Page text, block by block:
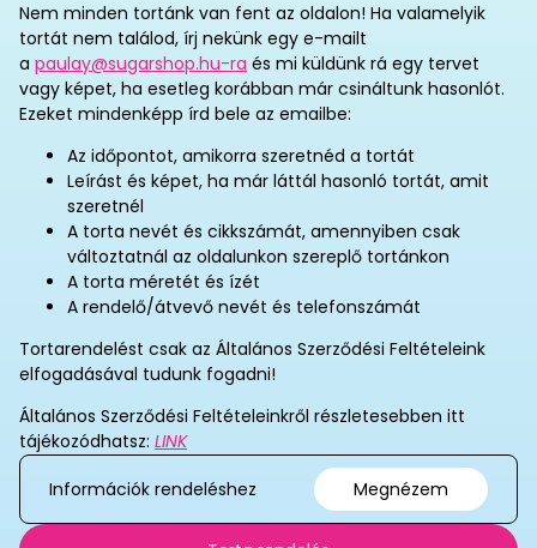
Nem minden tortánk van fent az oldalon! Ha valamelyik
tortát nem találod, írj nekünk egy e-mailt
a paulay@sugarshop.hu-ra és mi küldünk rá egy tervet
vagy képet, ha esetleg korábban már csináltunk hasonlót.
Ezeket mindenképp írd bele az emailbe:
Az időpontot, amikorra szeretnéd a tortát
Leírást és képet, ha már láttál hasonló tortát, amit
szeretnél
A torta nevét és cikkszámát, amennyiben csak
változtatnál az oldalunkon szereplő tortánkon
A torta méretét és ízét
A rendelő/átvevő nevét és telefonszámát
Tortarendelést csak az Általános Szerződési Feltételeink
elfogadásával tudunk fogadni!
Általános Szerződési Feltételeinkről részletesebben itt
tájékozódhatsz: LINK
Információk rendeléshez
Megnézem